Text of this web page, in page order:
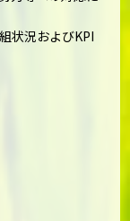
状況およびKPI